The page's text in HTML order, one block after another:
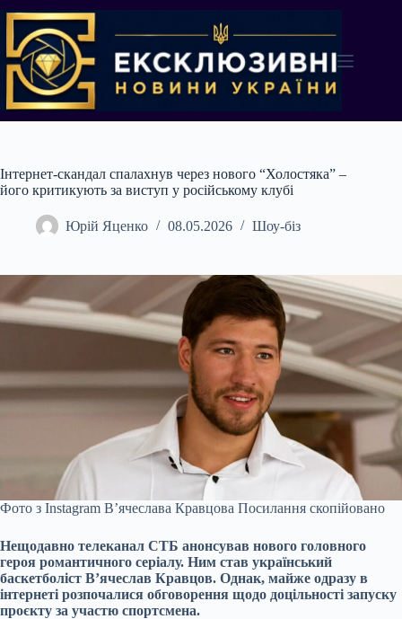
до
вмісту
Інтернет-скандал спалахнув через нового “Холостяка” –
його критикують за виступ у російському клубі
Юрій Яценко 08.05.2026 Шоу-біз
Фото з Instagram В’ячеслава Кравцова Посилання скопійовано
Нещодавно телеканал СТБ анонсував нового головного
героя романтичного серіалу. Ним став український
баскетболіст В’ячеслав Кравцов. Однак, майже одразу в
інтернеті розпочалися обговорення щодо доцільності запуску
проєкту за участю спортсмена.